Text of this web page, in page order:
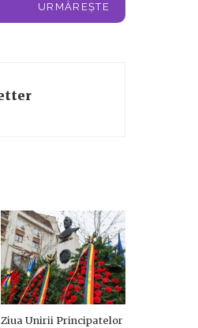
URMĂREȘTE
Ziua Unirii Principatelor